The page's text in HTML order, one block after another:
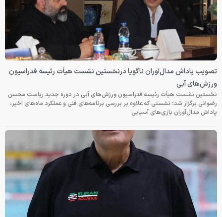
تصویب پاداش مدال‌آوران ناگویا درنخستین نشست هیأت رئیسه فدراسیون
ورزش‌های آبی
نخستین نشست هیأت رئیسه فدراسیون ورزش‌های آبی در دوره جدید ریاست محسن
رضوانی برگزار شد؛ نشستی که علاوه بر بررسی برنامه‌های فنی و عملکرد ماه‌های اخیر،
پاداش مدال‌آوران بازی‌های آسیایی